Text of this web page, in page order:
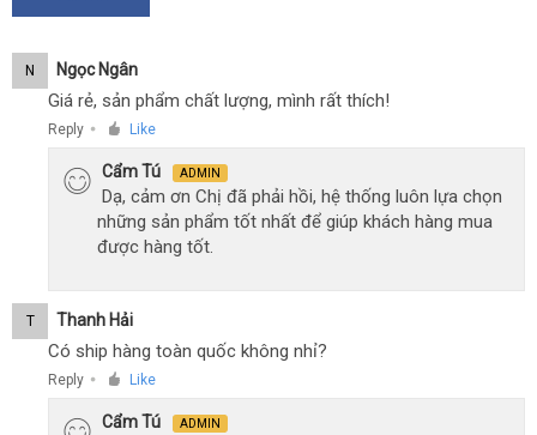
rung
thích
nam
N Ngọc Ngân
Giá rẻ, sản phẩm chất lượng, mình rất thích!
Reply ● Like
Cẩm Tú ADMIN
Dạ, cảm ơn Chị đã phải hồi, hệ thống luôn lựa chọn
những sản phẩm tốt nhất để giúp khách hàng mua
được hàng tốt.
T Thanh Hải
Có ship hàng toàn quốc không nhỉ?
Reply ● Like
Cẩm Tú ADMIN